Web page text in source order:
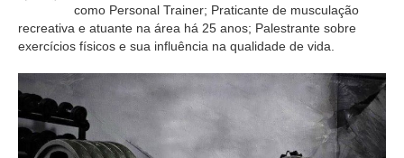
como Personal Trainer; Praticante de musculação
recreativa e atuante na área há 25 anos; Palestrante sobre
exercícios físicos e sua influência na qualidade de vida.